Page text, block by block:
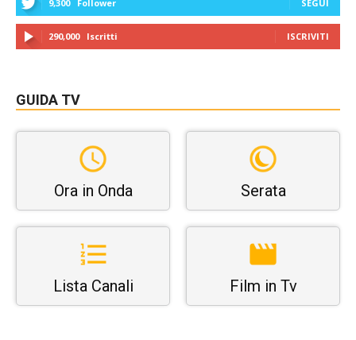
9,300 Follower SEGUI
290,000 Iscritti ISCRIVITI
GUIDA TV
Ora in Onda Serata
Lista Canali Film in Tv